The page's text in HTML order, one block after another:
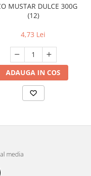
MUSTAR DULCE 300G
(12)
4,73 Lei
ADAUGA IN COS
media